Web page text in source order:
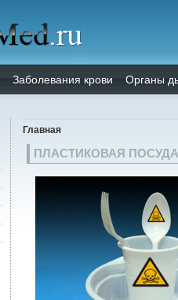
Заболевания крови Органы
Главная
ПЛАСТИКОВАЯ